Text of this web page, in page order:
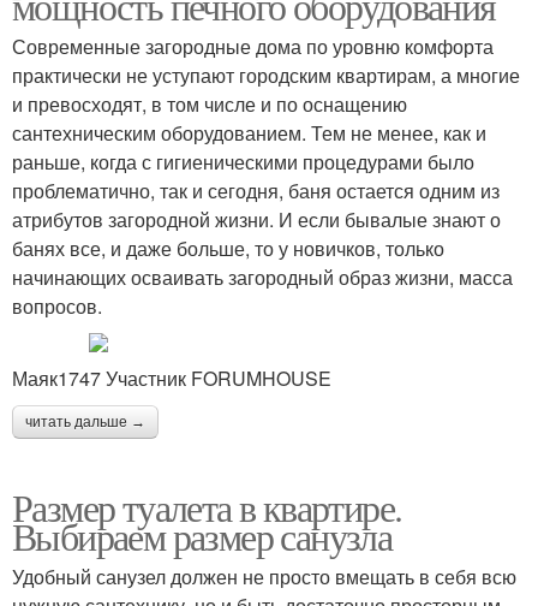
Современные загородные дома по уровню комфорта
практически не уступают городским квартирам, а многие
и превосходят, в том числе и по оснащению
сантехническим оборудованием. Тем не менее, как и
раньше, когда с гигиеническими процедурами было
проблематично, так и сегодня, баня остается одним из
атрибутов загородной жизни. И если бывалые знают о
банях все, и даже больше, то у новичков, только
начинающих осваивать загородный образ жизни, масса
вопросов.
Маяк1747 Участник FORUMHOUSE
читать дальше →
Размер туалета в квартире.
Выбираем размер санузла
Удобный санузел должен не просто вмещать в себя всю